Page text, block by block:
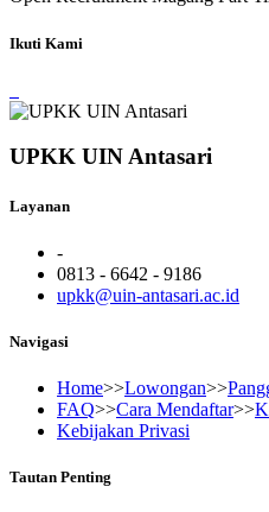
Ikuti Kami
UPKK UIN Antasari
Layanan
-
0813 - 6642 - 9186
upkk@uin-antasari.ac.id
Navigasi
Home>>Lowongan>>
FAQ>>Cara Mendaftar>>
Kebijakan Privasi
Tautan Penting